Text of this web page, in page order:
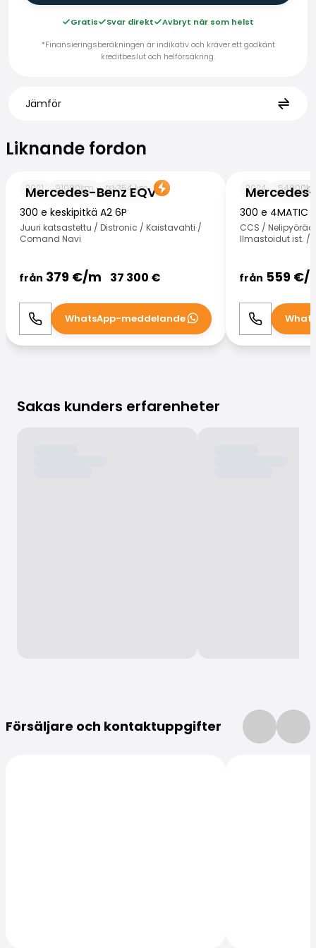
Gratis Svar direkt
Avbryt när som helst
*Finansieringsberäkningen är indikativ och kräver ett godkänt
kreditbeslut och helförsäkring.
Jämför
Liknande fordon
Mercedes-Benz EQV
2021 91000km 354km
300 e keskipitkä A2 6P
Juuri katsastettu / Distronic / Kaistavahti /
Comand Navi
från 379 €/m 37 300 €
Ring WhatsApp
WhatsApp-meddelande
Mercedes-
2024 54000
300 e 4MATIC
CCS /
Ilmastoidut ist. /
från 559 €/
Ring
Sakas kunders erfarenheter
Försäljare och kontaktuppgifter